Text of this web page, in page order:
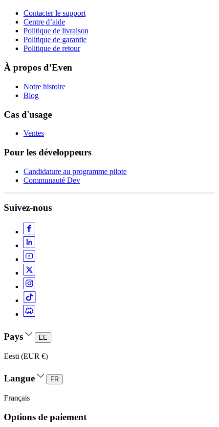
Contacter le support
Centre d’aide
Politique de livraison
Politique de garantie
Politique de retour
À propos d’Even
Notre histoire
Blog
Cas d'usage
Ventes
Pour les développeurs
Candidature au programme pilote
Communauté Dev
Suivez-nous
Pays EE
Eesti (EUR €)
Langue FR
Français
Options de paiement